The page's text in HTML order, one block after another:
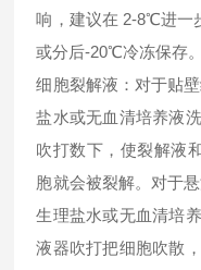
响，建议在 2-8℃进一
或分后-20℃冷冻保存。
细胞裂解液：对于贴
盐水或无血清培养液
吹打数下，使裂解液
胞就会被裂解。对于
生理盐水或无血清培
液器吹打把细胞吹散